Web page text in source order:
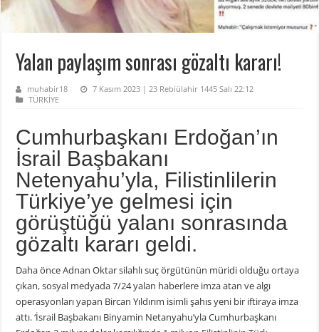
Yalan paylaşım sonrası gözaltı kararı!
muhabir18
7 Kasım 2023 | 23 Rebiülahir 1445 Salı 22:12
TÜRKİYE
Cumhurbaşkanı Erdoğan’ın
İsrail Başbakanı
Netenyahu’yla, Filistinlilerin
Türkiye’ye gelmesi için
görüştüğü yalanı sonrasında
gözaltı kararı geldi.
Daha önce Adnan Oktar silahlı suç örgütünün müridi olduğu ortaya
çıkan, sosyal medyada 7/24 yalan haberlere imza atan ve algı
operasyonları yapan Bircan Yıldırım isimli şahıs yeni bir iftiraya imza
attı. ‘İsrail Başbakanı Binyamin Netanyahu’yla Cumhurbaşkanı